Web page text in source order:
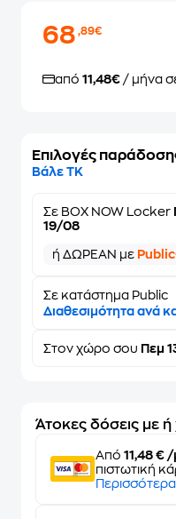
68,89€
από 11,48€ / μήνα
Επιλογές
Βάλε ΤΚ
Σε BOX NOW Locker
19/08
ή ΔΩΡΕΑΝ με
Σε κατάστημα Public
Διαθεσιμότητα ανά
Στον χώρο σου Πεμ
Άτοκες δόσεις με ή
Από 11,48 €
πιστωτική
Περισσότερα